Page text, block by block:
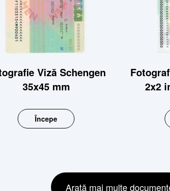
Viză Schengen
35x45 mm
Începe
2x2
Arată mai multe